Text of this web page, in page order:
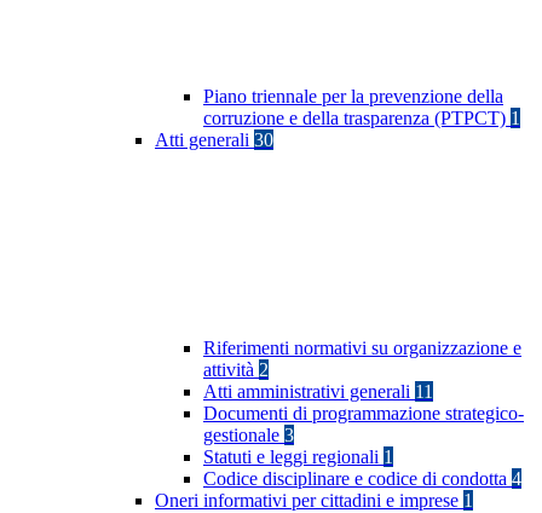
Piano triennale per la prevenzione della
corruzione e della trasparenza (PTPCT) 1
Atti generali 30
Riferimenti normativi su organizzazione e
attività 2
Atti amministrativi generali 11
Documenti di programmazione strategico-
gestionale 3
Statuti e leggi regionali 1
Codice disciplinare e codice di condotta 4
Oneri informativi per cittadini e imprese 1